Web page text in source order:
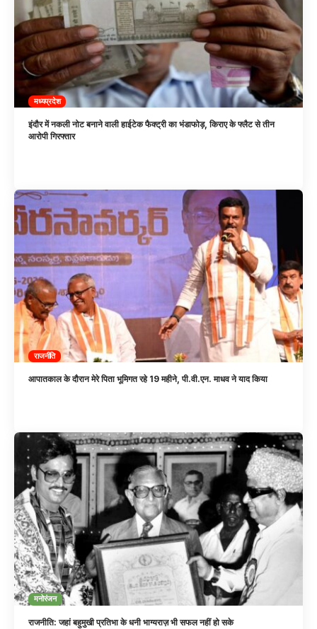
मध्यप्रदेश
इंदौर में नकली नोट बनाने वाली हाईटेक फैक्ट्री का भंडाफोड़, किराए के फ्लैट से तीन
आरोपी गिरफ्तार
राजनीति
आपातकाल के दौरान मेरे पिता भूमिगत रहे 19 महीने, पी.वी.एन. माधव ने याद किया
मनोरंजन
राजनीति: जहां बहुमुखी प्रतिभा के धनी भाग्यराज़ भी सफल नहीं हो सके